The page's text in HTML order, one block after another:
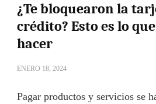
¿Te bloquearon la
crédito? Esto es lo
hacer
ENERO 18, 2024
Pagar productos y servicios se